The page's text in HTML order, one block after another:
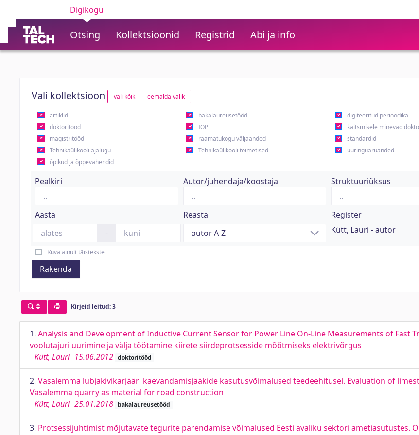
Digikogu
Otsing Kollektsioonid Registrid Abi ja info
Vali kollektsioon vali kõik eemalda valik
artiklid bakalaureusetööd digiteeritud perioodika
doktoritööd
IOP kaitsmisele minevad
magistritööd
raamatukogu väljaanded standardid
Tehnikaülikooli ajalugu
Tehnikaülikooli toimetised uuringuaruanded
õpikud ja õppevahendid
Pealkiri Autor/juhendaja/koostaja Struktuuriüksus
Aasta
-
Reasta
Register
Kütt, Lauri - autor
Kuva ainult täistekste
Rakenda
Kirjeid leitud: 3
1. Analysis and Development of Inductive Current Sensor for Power Line On-Line Measurements of Fast
voolutajuri uurimine ja välja töötamine kiirete siirdeprotsesside mõõtmiseks elektrivõrgus
Kütt, Lauri 15.06.2012 doktoritööd
2. Vasalemma lubjakivikarjääri kaevandamisjääkide kasutusvõimalused teedeehitusel. Evaluation of
Vasalemma quarry as material for road construction
Kütt, Lauri 25.01.2018 bakalaureusetööd
3. Protsessijuhtimist mõjutavate tegurite parendamise võimalused Eesti avaliku sektori ametiasutustes.